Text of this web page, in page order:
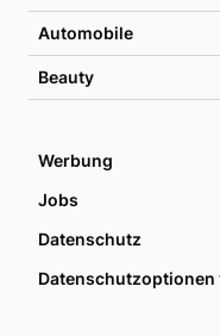
Automobile
Beauty
Werbung
Jobs
Datenschutz